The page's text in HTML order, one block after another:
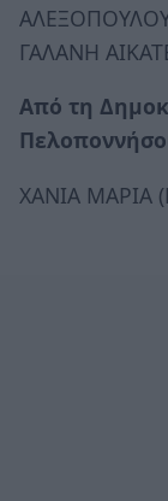
ΑΛΕΞΟΠΟΥΛΟΥ
ΓΑΛΑΝΗ
Από τη
ΧΑΝΙΑ ΜΑΡΙΑ